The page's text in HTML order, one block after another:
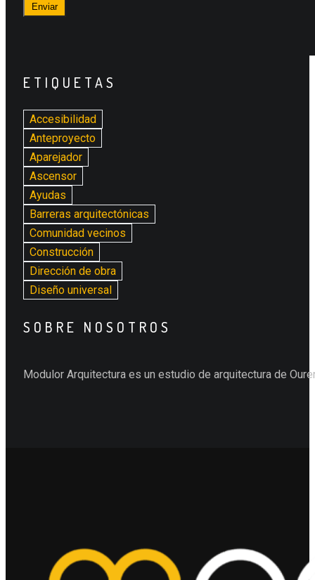
Enviar
ETIQUETAS
Accesibilidad
Anteproyecto
Aparejador
Ascensor
Ayudas
Barreras arquitectónicas
Comunidad vecinos
Construcción
Dirección de obra
Diseño universal
SOBRE NOSOTROS
Modulor Arquitectura es un estudio de arquitectura de